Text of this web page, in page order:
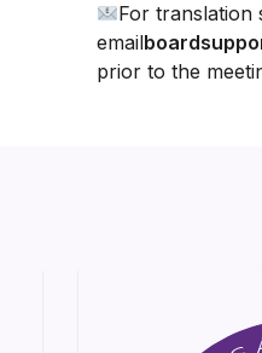
For translation
email
prior to the